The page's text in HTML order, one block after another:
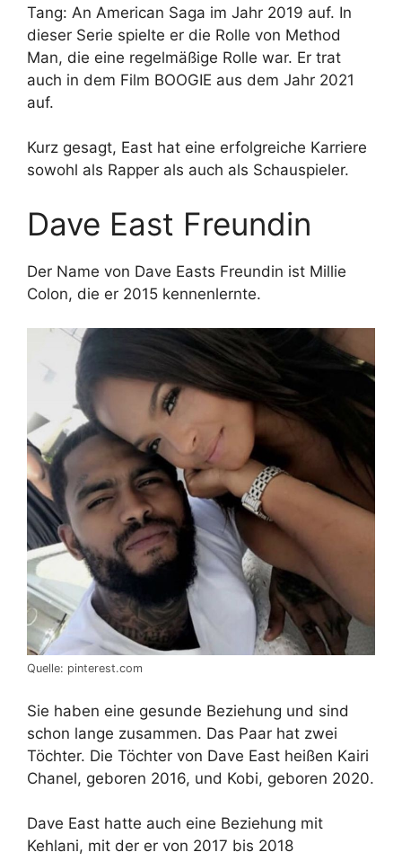
Tang: An American Saga im Jahr 2019 auf. In
dieser Serie spielte er die Rolle von Method
Man, die eine regelmäßige Rolle war. Er trat
auch in dem Film BOOGIE aus dem Jahr 2021
auf.
Kurz gesagt, East hat eine erfolgreiche Karriere
sowohl als Rapper als auch als Schauspieler.
Dave East Freundin
Der Name von Dave Easts Freundin ist Millie
Colon, die er 2015 kennenlernte.
Quelle: pinterest.com
Sie haben eine gesunde Beziehung und sind
schon lange zusammen. Das Paar hat zwei
Töchter. Die Töchter von Dave East heißen Kairi
Chanel, geboren 2016, und Kobi, geboren 2020.
Dave East hatte auch eine Beziehung mit
Kehlani, mit der er von 2017 bis 2018